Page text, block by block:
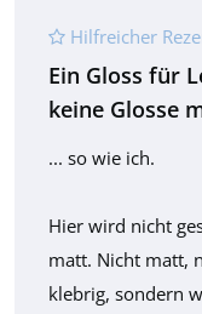
Hilfreicher
Ein Gloss für
keine Glosse
... so wie ich.
Hier wird nicht
matt. Nicht matt,
klebrig, sondern